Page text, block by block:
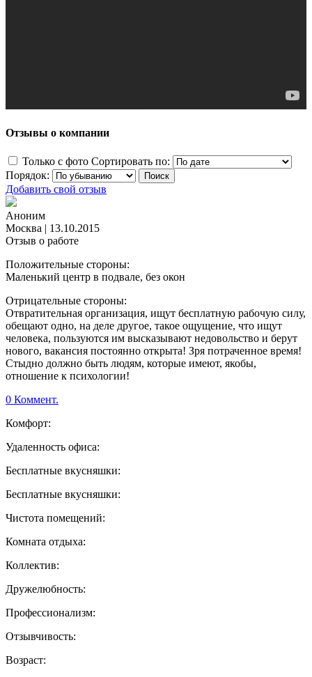
Отзывы о компании
Только с фото Сортировать по:
Порядок:
Добавить свой отзыв
Аноним
Москва | 13.10.2015
Отзыв о работе
Положительные стороны:
Маленький центр в подвале, без окон
Отрицательные стороны:
Отвратительная организация, ищут бесплатную рабочую силу,
обещают одно, на деле другое, такое ощущение, что ищут
человека, пользуются им высказывают недовольство и берут
нового, вакансия постоянно открыта! Зря потраченное время!
Стыдно должно быть людям, которые имеют, якобы,
отношение к психологии!
0 Коммент.
Комфорт:
Удаленность офиса:
Бесплатные вкусняшки:
Бесплатные вкусняшки:
Чистота помещений:
Комната отдыха:
Коллектив:
Дружелюбность:
Профессионализм:
Отзывчивость:
Возраст: